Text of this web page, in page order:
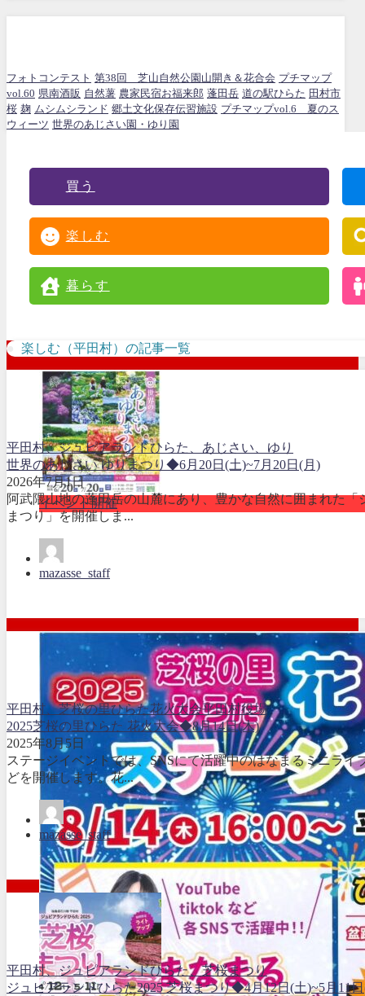
フォトコンテスト 第38回 芝山自然公園山開き＆花合会 プチマップ
vol.60 県南酒販 自然薯 農家民宿お福来郎 蓬田岳 道の駅ひらた 田村市
桜 麹 ムシムシランド 郷土文化保存伝習施設 プチマップvol.6 夏のス
ウィーツ 世界のあじさい園・ゆり園
買う
楽しむ
暮らす
楽しむ（平田村）の記事一覧
イベント開催
平田村、ジュピアランドひらた、あじさい、ゆり
世界のあじさい ゆりまつり◆6月20日(土)~7月20日(月)
2026年7月1日
阿武隈山地の蓬田岳の山麓にあり、豊かな自然に囲まれた
まつり」を開催しま...
mazasse_staff
平田村、芝桜の里ひらた花火大会平田村役場
2025芝桜の里ひらた 花火大会◆8月14日(木)
2025年8月5日
ステージイベントでは、SNSにて活躍中のはなまるミニラ
どを開催します。花...
mazasse_staff
平田村、ジュピアランドひらた、芝桜まつり
ジュピアランドひらた2025 芝桜まつり◆4月12日(土)~5月11